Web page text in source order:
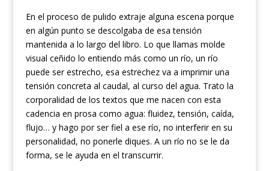
En el proceso de pulido extraje alguna escena porque
en algún punto se descolgaba de esa tensión
mantenida a lo largo del libro. Lo que llamas molde
visual ceñido lo entiendo más como un río, un río
puede ser estrecho, esa estrechez va a imprimir una
tensión concreta al caudal, al curso del agua. Trato la
corporalidad de los textos que me nacen con esta
cadencia en prosa como agua: fluidez, tensión, caída,
flujo… y hago por ser fiel a ese río, no interferir en su
personalidad, no ponerle diques. A un río no se le da
forma, se le ayuda en el transcurrir.